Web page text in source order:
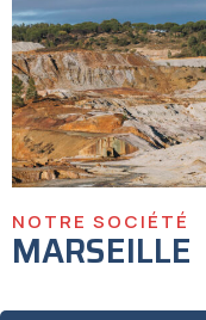
NOTRE SOCIÉTÉ
MARSEILLE